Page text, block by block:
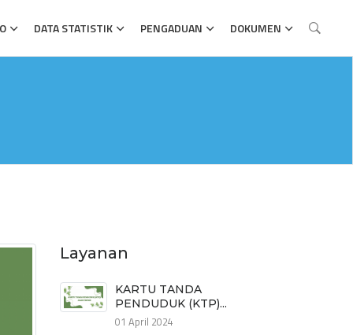
DATA STATISTIK PENGADUAN DOKUMEN
Layanan
KARTU TANDA
PENDUDUK (KTP)...
01 April 2024